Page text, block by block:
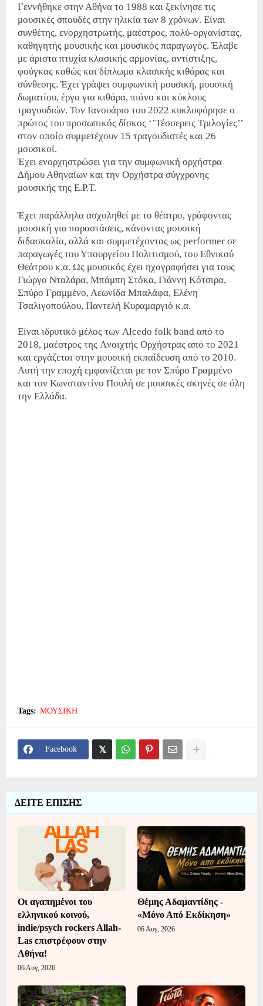
Γεννήθηκε στην Αθήνα το 1988 και ξεκίνησε τις
μουσικές σπουδές στην ηλικία των 8 χρόνων. Είναι
συνθέτης, ενορχηστρωτής, μαέστρος, πολύ-οργανίστας,
καθηγητής μουσικής και μουσικός παραγωγός. Έλαβε
με άριστα πτυχία κλασικής αρμονίας, αντίστιξης,
φούγκας καθώς και δίπλωμα κλασικής κιθάρας και
σύνθεσης. Έχει γράψει συμφωνική μουσική, μουσική
δωματίου, έργα για κιθάρα, πιάνο και κύκλους
τραγουδιών. Τον Ιανουάριο του 2022 κυκλοφόρησε ο
πρώτος του προσωπικός δίσκος ‘’Τέσσερεις Τριλογίες’’
στον οποίο συμμετέχουν 15 τραγουδιστές και 26
μουσικοί.
Έχει ενορχηστρώσει για την συμφωνική ορχήστρα
Δήμου Αθηναίων και την Ορχήστρα σύγχρονης
μουσικής της Ε.Ρ.Τ.
Έχει παράλληλα ασχοληθεί με το θέατρο, γράφοντας
μουσική για παραστάσεις, κάνοντας μουσική
διδασκαλία, αλλά και συμμετέχοντας ως performer σε
παραγωγές του Υπουργείου Πολιτισμού, του Εθνικού
Θεάτρου κ.α. Ως μουσικός έχει ηχογραφήσει για τους
Γιώργο Νταλάρα, Μπάμπη Στόκα, Γιάννη Κότσιρα,
Σπύρο Γραμμένο, Λεωνίδα Μπαλάφα, Ελένη
Τσαλιγοπούλου, Παντελή Κυραμαργιό κ.α.
Είναι ιδρυτικό μέλος των Alcedo folk band από το
2018, μαέστρος της Aνοιχτής Oρχήστρας από το 2021
και εργάζεται στην μουσική εκπαίδευση από το 2010.
Αυτή την εποχή εμφανίζεται με τον Σπύρο Γραμμένο
και τον Κωνσταντίνο Πουλή σε μουσικές σκηνές σε όλη
την Ελλάδα.
Tags: ΜΟΥΣΙΚΗ
Facebook
ΔΕΙΤΕ ΕΠΙΣΗΣ
Οι αγαπημένοι του
ελληνικού κοινού,
indie/psych rockers Allah-
Las επιστρέφουν στην
Αθήνα!
06 Αυγ, 2026
Θέμης Αδαμαντίδης -
«Μόνο Από Εκδίκηση»
06 Αυγ, 2026